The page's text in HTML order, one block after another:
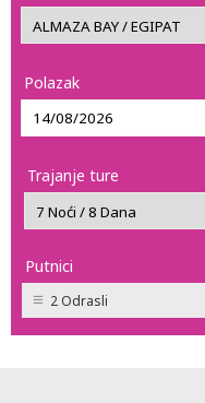
Polazak
Trajanje ture
Putnici
2 Odrasli